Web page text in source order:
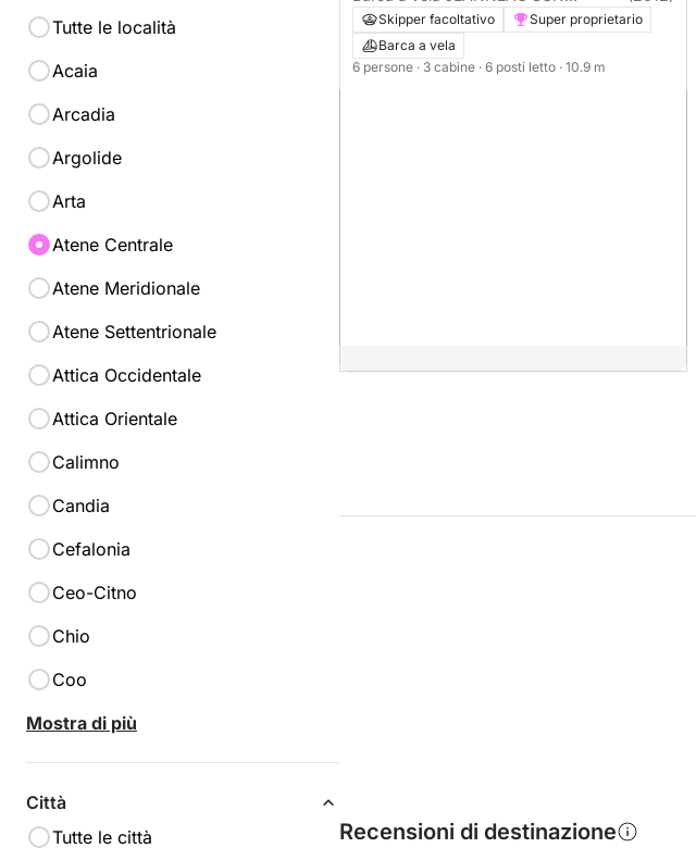
Tutte le località
Acaia
Arcadia
Argolide
Arta
Atene Centrale
Atene Meridionale
Atene Settentrionale
Attica Occidentale
Attica Orientale
Calimno
Candia
Cefalonia
Ceo-Citno
Chio
Coo
Mostra di più
Città
Tutte le città
ODYSSEY 36I 11m
Skipper facoltativo
Super proprietario
Barca a vela
6 persone · 3 cabine · 6 posti letto · 10.9 m
Recensioni di destinazione